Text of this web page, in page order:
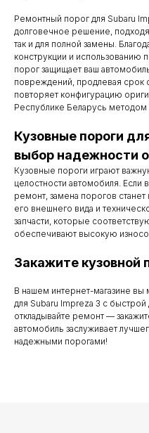
Ремонтный порог для Subaru
долговечное решение,
так и для полной замены.
конструкции и использованию
порог защищает ваш
повреждений, продлевая срок
повторяет конфигурацию
Республике Беларусь методом
Кузовные пороги
выбор надежности
Кузовные пороги играют
целостности автомобиля.
ремонт, замена порогов
его внешнего вида и
запчасти, которые
обеспечивают высокую
Закажите кузовной
В нашем интернет-магазине
для Subaru Impreza 3 с
откладывайте ремонт —
автомобиль заслуживает
надежными порогами!
Контакты
Телефоны для связи
+37529 231 88 27
+37529 201 36 27
Мы работаем
с понедельника
по субботу с
до 20.00